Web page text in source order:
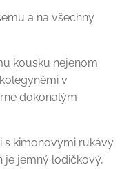
a na všechny
kousku nejenom
v
dokonalým
s kimonovými rukávy
je jemný lodičkový,